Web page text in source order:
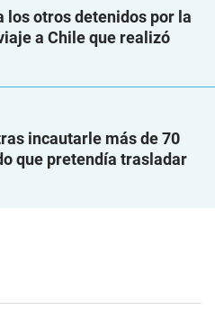
los otros detenidos por la
a Chile que realizó
incautarle más de 70
que pretendía trasladar